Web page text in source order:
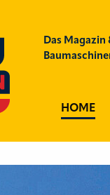
Das
HOME